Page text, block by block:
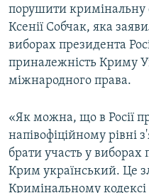
Усі сайти RFE/RL
порушити кримінальну
Ксенії Собчак, яка
виборах президента
приналежність Криму
міжнародного права.
«Як можна, що в Росії
напівофіційному рівні
брати участь у
Крим український. Це
Кримінальному